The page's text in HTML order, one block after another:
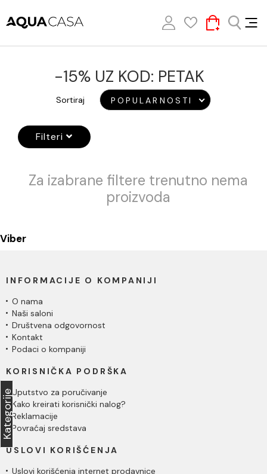
Kategorije
-15% UZ KOD: PETAK
Sortiraj POPULARNOSTI
Filteri
Za izabrane filtere trenutno nema
proizvoda
Viber
INFORMACIJE O KOMPANIJI
O nama
Naši saloni
Društvena odgovornost
Kontakt
Podaci o kompaniji
KORISNIČKA PODRŠKA
Uputstvo za poručivanje
Kako kreirati korisnički nalog?
Reklamacije
Povraćaj sredstava
USLOVI KORIŠĆENJA
Uslovi korišćenja internet prodavnice